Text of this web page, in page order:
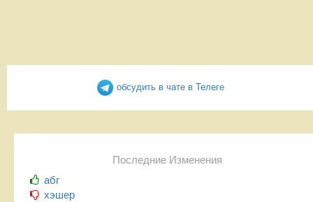
обсудить в чате в Телеге
Последние Изменения
абг
хэшер